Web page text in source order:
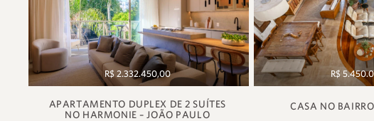
R$ 2.332.450,00
APARTAMENTO DUPLEX DE 2 SUÍTES
NO HARMONIE – JOÃO PAULO
R$
CASA NO